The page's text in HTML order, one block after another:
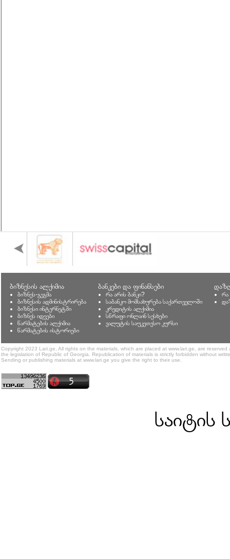
ბიზნესის ალქიმია
ბიზნეს-გეგმა
ბიზნესის ადმინისტრირება
ბიზნესი ინტერნეტში
ბიზნეს იდეები
წარმატების ალქიმია
წარმატების ისტორიები
ბანკები და ფინანსები
რა არის ბანკი?
საბანკო მომსახურება საქართველოში
კრედიტის ალქიმია
სწრაფი ონლაინ სესხები
ვალუტის საუკეთესო კურსი
რა
Copyright 2023 Lari.ge, All rights on the materials, which are placed at www.lari.ge, are
the legislation of Republic of Georgia. Republication of materials is strictly forbidden without
Sending or publishing materials at www.lari.ge you give the right to their use.
საიტის